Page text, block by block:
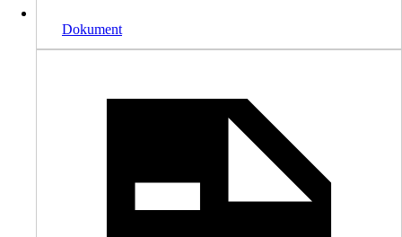
Dokument